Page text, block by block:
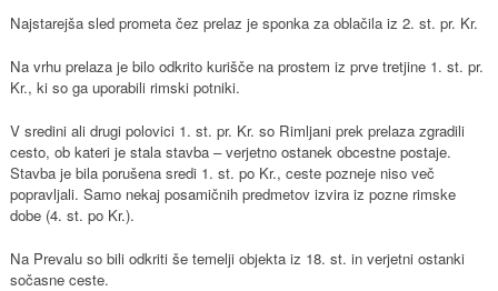
Najstarejša sled prometa čez prelaz je sponka za oblačila iz 2. st. pr. Kr.
Na vrhu prelaza je bilo odkrito kurišče na prostem iz prve tretjine 1. st. pr.
Kr., ki so ga uporabili rimski potniki.
V sredini ali drugi polovici 1. st. pr. Kr. so Rimljani prek prelaza zgradili
cesto, ob kateri je stala stavba – verjetno ostanek obcestne postaje.
Stavba je bila porušena sredi 1. st. po Kr., ceste pozneje niso več
popravljali. Samo nekaj posamičnih predmetov izvira iz pozne rimske
dobe (4. st. po Kr.).
Na Prevalu so bili odkriti še temelji objekta iz 18. st. in verjetni ostanki
sočasne ceste.